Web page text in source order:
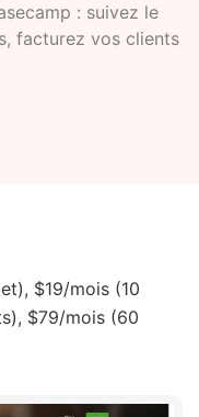
: suivez le
facturez vos clients
$19/mois (10
$79/mois (60